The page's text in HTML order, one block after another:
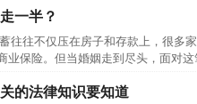
一半？
往不仅压在房子和存款上，很多
保险。但当婚姻走到尽头，面对这
的法律知识要知道